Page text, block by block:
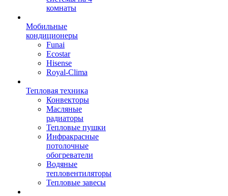
комнаты
Мобильные
кондиционеры
Funai
Ecostar
Hisense
Royal-Clima
Тепловая техника
Конвекторы
Масляные
радиаторы
Тепловые пушки
Инфракрасные
потолочные
обогреватели
Водяные
тепловентиляторы
Тепловые завесы